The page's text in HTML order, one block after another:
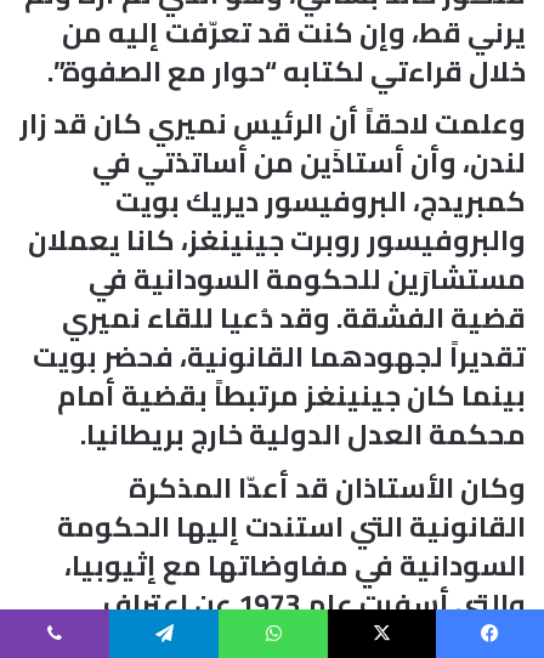
يرني قط، وإن كنت قد تعرّفت إليه من
خلال قراءتي لكتابه “حوار مع الصفوة”.
وعلمت لاحقاً أن الرئيس نميري كان قد زار
لندن، وأن أستاذَين من أساتذتي في
كمبريدج، البروفيسور ديريك بويت
والبروفيسور روبرت جينينغز، كانا يعملان
مستشارَين للحكومة السودانية في
قضية الفشقة. وقد دُعيا للقاء نميري
تقديراً لجهودهما القانونية، فحضر بويت
بينما كان جينينغز مرتبطاً بقضية أمام
محكمة العدل الدولية خارج بريطانيا.
وكان الأستاذان قد أعدّا المذكرة
القانونية التي استندت إليها الحكومة
السودانية في مفاوضاتها مع إثيوبيا،
والتي أسفرت عام 1973 عن اعتراف
إثيوبيا بسيادة السودان على منطقة